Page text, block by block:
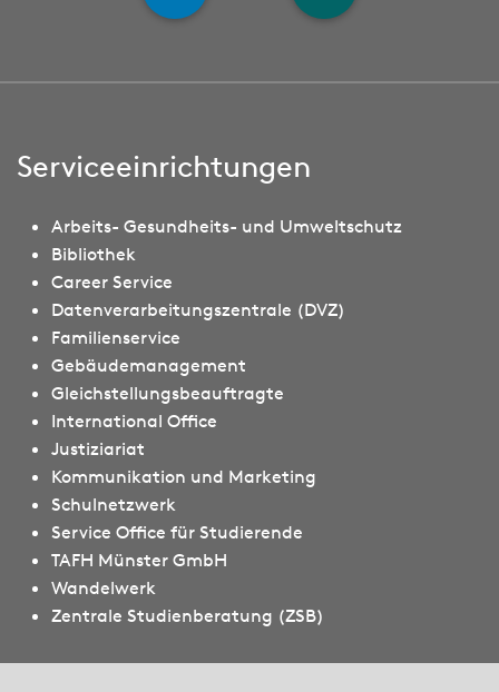
Serviceeinrichtungen
Arbeits- Gesundheits- und Umweltschutz
Bibliothek
Career Service
Datenverarbeitungszentrale (DVZ)
Familienservice
Gebäudemanagement
Gleichstellungsbeauftragte
International Office
Justiziariat
Kommunikation und Marketing
Schulnetzwerk
Service Office für Studierende
TAFH Münster GmbH
Wandelwerk
Zentrale Studienberatung (ZSB)